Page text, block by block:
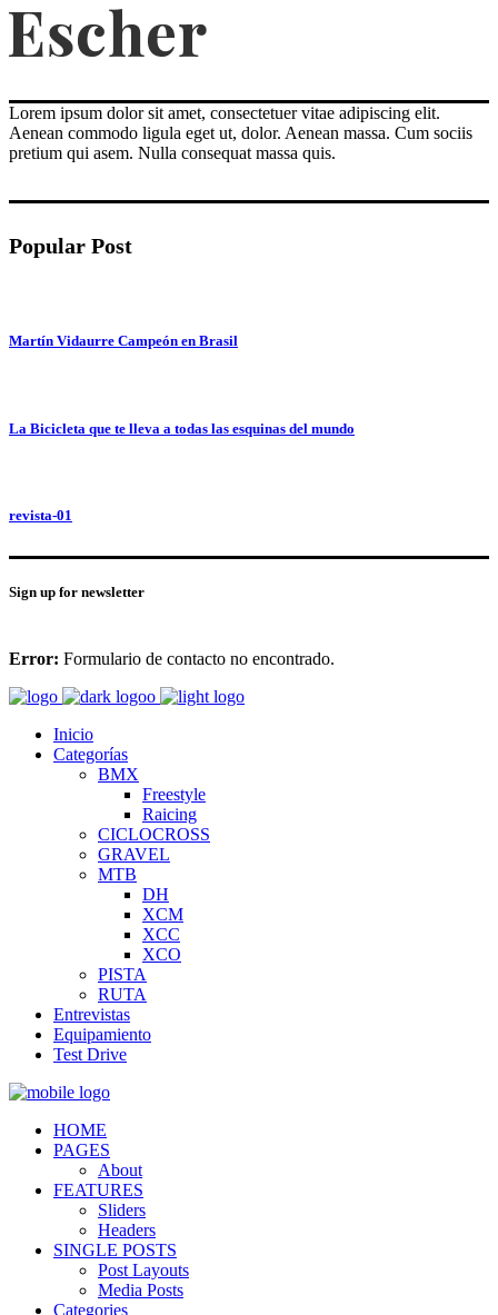
Lorem ipsum dolor sit amet, consectetuer vitae adipiscing elit.
Aenean commodo ligula eget ut, dolor. Aenean massa. Cum sociis
pretium qui asem. Nulla consequat massa quis.
Popular Post
Martín Vidaurre Campeón en Brasil
La Bicicleta que te lleva a todas las esquinas del mundo
revista-01
Sign up for newsletter
Error: Formulario de contacto no encontrado.
Inicio
Categorías
BMX
Freestyle
Raicing
CICLOCROSS
GRAVEL
MTB
DH
XCM
XCC
XCO
PISTA
RUTA
Entrevistas
Equipamiento
Test Drive
HOME
PAGES
About
FEATURES
Sliders
Headers
SINGLE POSTS
Post Layouts
Media Posts
Categories